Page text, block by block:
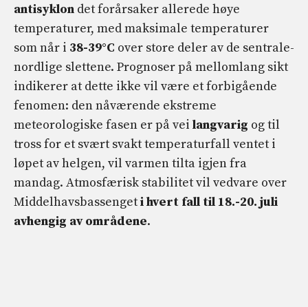
antisyklon det forårsaker allerede høye
temperaturer, med maksimale temperaturer
som når i 38-39°C over store deler av de sentrale-
nordlige slettene. Prognoser på mellomlang sikt
indikerer at dette ikke vil være et forbigående
fenomen: den nåværende ekstreme
meteorologiske fasen er på vei langvarig og til
tross for et svært svakt temperaturfall ventet i
løpet av helgen, vil varmen tilta igjen fra
mandag. Atmosfærisk stabilitet vil vedvare over
Middelhavsbassengeti hvert fall til 18.-20. juli
avhengig av områdene.